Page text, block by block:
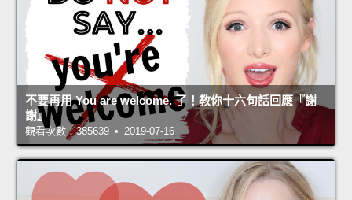
不要再用 You are welcome. 了！教你十六句話回應『謝
謝』
觀看次數：385639 • 2019-07-16